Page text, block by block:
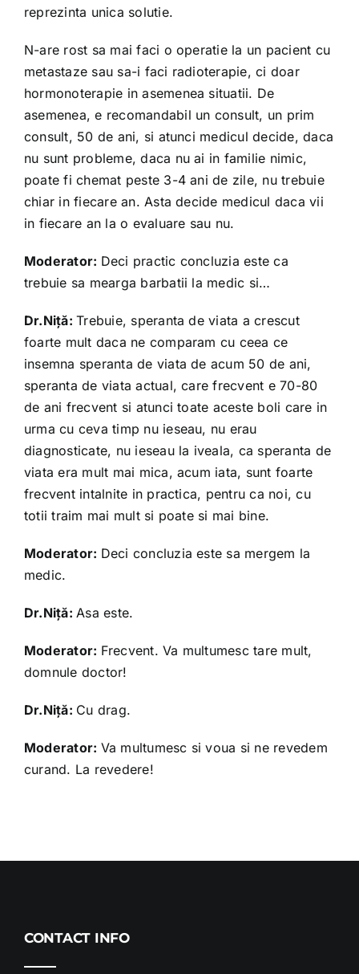
reprezinta unica solutie.
N-are rost sa mai faci o operatie la un pacient cu
metastaze sau sa-i faci radioterapie, ci doar
hormonoterapie in asemenea situatii. De
asemenea, e recomandabil un consult, un prim
consult, 50 de ani, si atunci medicul decide, daca
nu sunt probleme, daca nu ai in familie nimic,
poate fi chemat peste 3-4 ani de zile, nu trebuie
chiar in fiecare an. Asta decide medicul daca vii
in fiecare an la o evaluare sau nu.
Moderator: Deci practic concluzia este ca
trebuie sa mearga barbatii la medic si…
Dr.Niță:Trebuie, speranta de viata a crescut
foarte mult daca ne comparam cu ceea ce
insemna speranta de viata de acum 50 de ani,
speranta de viata actual, care frecvent e 70-80
de ani frecvent si atunci toate aceste boli care in
urma cu ceva timp nu ieseau, nu erau
diagnosticate, nu ieseau la iveala, ca speranta de
viata era mult mai mica, acum iata, sunt foarte
frecvent intalnite in practica, pentru ca noi, cu
totii traim mai mult si poate si mai bine.
Moderator: Deci concluzia este sa mergem la
medic.
Dr.Niță:Asa este.
Moderator: Frecvent. Va multumesc tare mult,
domnule doctor!
Dr.Niță: Cu drag.
Moderator: Va multumesc si voua si ne revedem
curand. La revedere!
CONTACT INFO